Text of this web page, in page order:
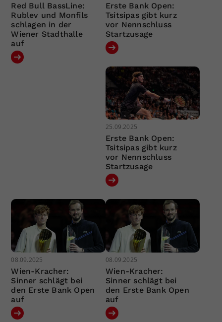
Red Bull BassLine:
Rublev und Monfils
schlagen in der
Wiener Stadthalle
auf
Erste Bank Open:
Tsitsipas gibt kurz
vor Nennschluss
Startzusage
25.09.2025
Erste Bank Open:
Tsitsipas gibt kurz
vor Nennschluss
Startzusage
08.09.2025
Wien-Kracher:
Sinner schlägt bei
den Erste Bank Open
auf
08.09.2025
Wien-Kracher:
Sinner schlägt bei
den Erste Bank Open
auf